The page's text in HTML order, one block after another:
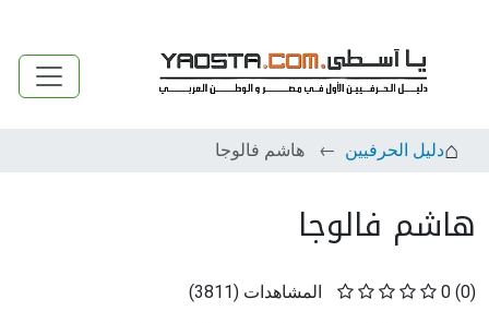
دليل الحرفيين هاشم فالوجا
هاشم فالوجا
(0)
0 المشاهدات (
3811
)